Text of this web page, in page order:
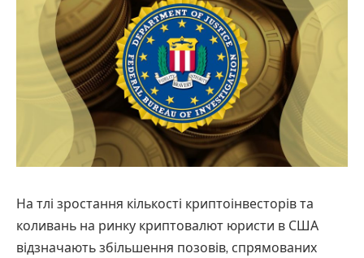
На тлі зростання кількості криптоінвесторів та
коливань на ринку криптовалют юристи в США
відзначають збільшення позовів, спрямованих